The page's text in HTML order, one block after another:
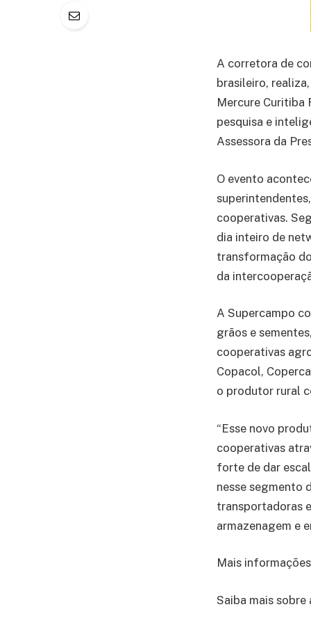
A corretora de
brasileiro,
Mercure Curitiba
pesquisa e
Assessora da
O evento
cooperativas.
dia inteiro de
transformação
da
A Supercampo
grãos e
cooperativas
Copacol,
o produtor rural
“Esse novo
cooperativas
forte de dar
nesse segmento
transportadoras
armazenagem e
Mais
Saiba mais